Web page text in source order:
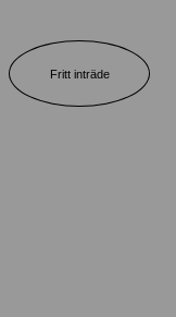
Fritt inträde